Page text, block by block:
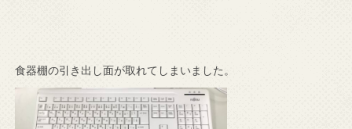
食器棚の引き出し面が取れてしまいました。